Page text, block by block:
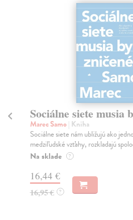
Sociálne siete musia
Marec Samo| Kniha
Sociálne siete nám ubližujú ako
medziľudské vzťahy, rozkladajú
Na sklade ?
16,44 €
16,95 € ?